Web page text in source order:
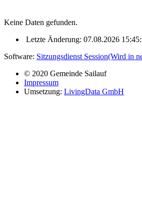
Keine Daten gefunden.
Letzte Änderung: 07.08.2026
Software: Sitzungsdienst Session(Wird in
© 2020 Gemeinde Sailauf
Impressum
Umsetzung: LivingData GmbH